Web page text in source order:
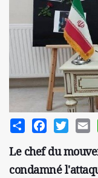
Share Facebook
Le chef du
condamné